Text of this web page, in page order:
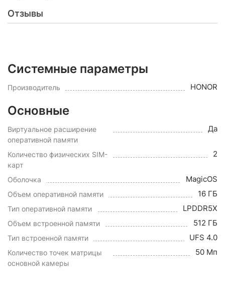
Отзывы
Системные параметры
Производитель HONOR
Основные
Виртуальное расширение
оперативной памяти
Да
Количество физических SIM-
карт
2
Оболочка MagicOS
Объем оперативной памяти 16 ГБ
Тип оперативной памяти LPDDR5X
Объем встроенной памяти 512 ГБ
Тип встроенной памяти UFS 4.0
Количество точек матрицы
основной камеры
50 Мп